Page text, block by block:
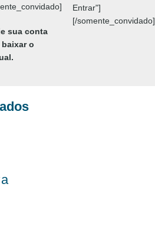
sua conta
baixar o
Entrar"]
[/somente_convidado]